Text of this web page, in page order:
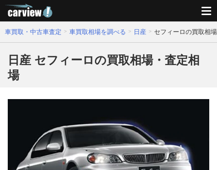
車買取・中古車査定 車買取相場を調べる 日産 セフィーロの買取相
日産 セフィーロの買取相場・査定相
場